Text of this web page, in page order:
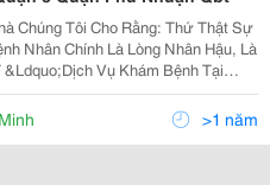
Chúng Tôi Cho Rằng: Thứ Thật Sự
Nhân Chính Là Lòng Nhân Hậu, Là
Vụ Khám Bệnh Tại
Đáp Ứng Nhu Cầu Của Khách Hàng
Viện Do Sức Khỏe, Tuổi Tác,>1 năm